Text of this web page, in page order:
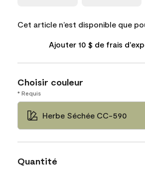
Cet article n’est disponible que
Ajouter 10 $ de frais
Choisir couleur
* Requis
Herbe Séchée CC-590
Quantité